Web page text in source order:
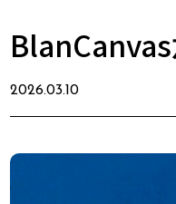
2026.03.10